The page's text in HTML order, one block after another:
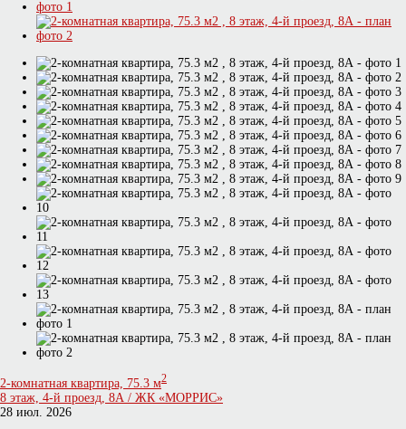
2-комнатная квартира, 75.3 м2
8 этаж, 4-й проезд, 8А / ЖК «МОРРИС»
28 июл. 2026